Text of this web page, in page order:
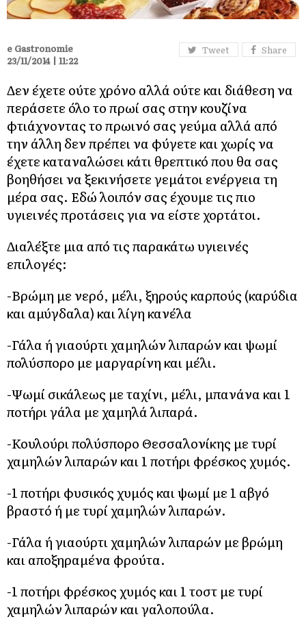
Tweet Share
e Gastronomie
23/11/2014 | 11:22
Δεν έχετε ούτε χρόνο αλλά ούτε και διάθεση να
περάσετε όλο το πρωί σας στην κουζίνα
φτιάχνοντας το πρωινό σας γεύμα αλλά από
την άλλη δεν πρέπει να φύγετε και χωρίς να
έχετε καταναλώσει κάτι θρεπτικό που θα σας
βοηθήσει να ξεκινήσετε γεμάτοι ενέργεια τη
μέρα σας. Εδώ λοιπόν σας έχουμε τις πιο
υγιεινές προτάσεις για να είστε χορτάτοι.
Διαλέξτε μια από τις παρακάτω υγιεινές
επιλογές:
-Βρώμη με νερό, μέλι, ξηρούς καρπούς (καρύδια
και αμύγδαλα) και λίγη κανέλα
-Γάλα ή γιαούρτι χαμηλών λιπαρών και ψωμί
πολύσπορο με μαργαρίνη και μέλι.
-Ψωμί σικάλεως με ταχίνι, μέλι, μπανάνα και 1
ποτήρι γάλα με χαμηλά λιπαρά.
-Κουλούρι πολύσπορο Θεσσαλονίκης με τυρί
χαμηλών λιπαρών και 1 ποτήρι φρέσκος χυμός.
-1 ποτήρι φυσικός χυμός και ψωμί με 1 αβγό
βραστό ή με τυρί χαμηλών λιπαρών.
-Γάλα ή γιαούρτι χαμηλών λιπαρών με βρώμη
και αποξηραμένα φρούτα.
-1 ποτήρι φρέσκος χυμός και 1 τοστ με τυρί
χαμηλών λιπαρών και γαλοπούλα.